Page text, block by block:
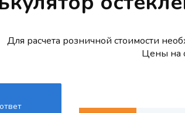
Для расчета розничной стоимости
Цены на